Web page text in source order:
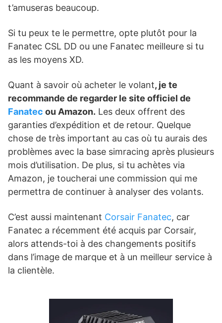
t’amuseras beaucoup.
Si tu peux te le permettre, opte plutôt pour la
Fanatec CSL DD ou une Fanatec meilleure si tu
as les moyens XD.
Quant à savoir où acheter le volant, je te
recommande de regarder le site officiel de
Fanatec ou Amazon. Les deux offrent des
garanties d’expédition et de retour. Quelque
chose de très important au cas où tu aurais des
problèmes avec la base simracing après plusieurs
mois d’utilisation. De plus, si tu achètes via
Amazon, je toucherai une commission qui me
permettra de continuer à analyser des volants.
C’est aussi maintenant Corsair Fanatec, car
Fanatec a récemment été acquis par Corsair,
alors attends-toi à des changements positifs
dans l’image de marque et à un meilleur service à
la clientèle.